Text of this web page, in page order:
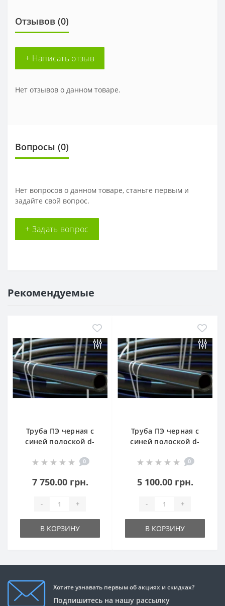
Отзывов (0)
+ Написать отзыв
Нет отзывов о данном товаре.
Вопросы (0)
Нет вопросов о данном товаре, станьте первым и
задайте свой вопрос.
+ Задать вопрос
Рекомендуемые
Труба ПЭ черная с
синей полоской d-
0
7 750.00 грн.
- +
В КОРЗИНУ
Труба ПЭ черная с
синей полоской d-
0
5 100.00 грн.
- +
В КОРЗИНУ
Хотите узнавать первым об акциях и скидках?
Подпишитесь на нашу рассылку